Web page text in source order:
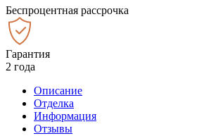
Беспроцентная рассрочка
Гарантия
2 года
Описание
Отделка
Информация
Отзывы